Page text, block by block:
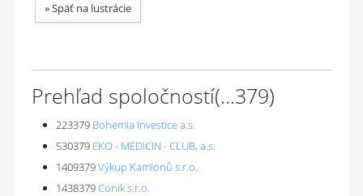
»Späť na lustrácie
Prehľad spoločností(...379)
223379 Bohemia Investice a.s.
530379 EKO - MEDICIN - CLUB, a.s.
1409379Výkup Kamionů s.r.o.
1438379Conik s.r.o.